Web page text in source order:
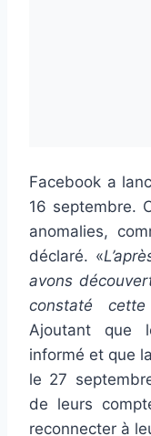
Facebook a
16 septembre.
anomalies,
déclaré. «
avons
constaté cette
Ajoutant que
informé et que
le 27
de leurs
reconnecter à